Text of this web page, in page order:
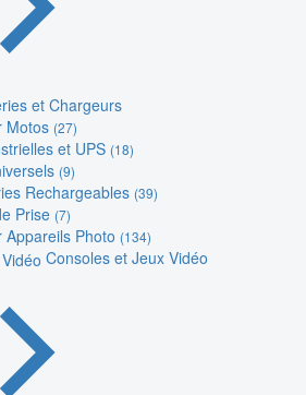
et Chargeurs
Motos (27)
et UPS (18)
(9)
Rechargeables (39)
Prise (7)
Appareils Photo (134)
Consoles et Jeux Vidéo